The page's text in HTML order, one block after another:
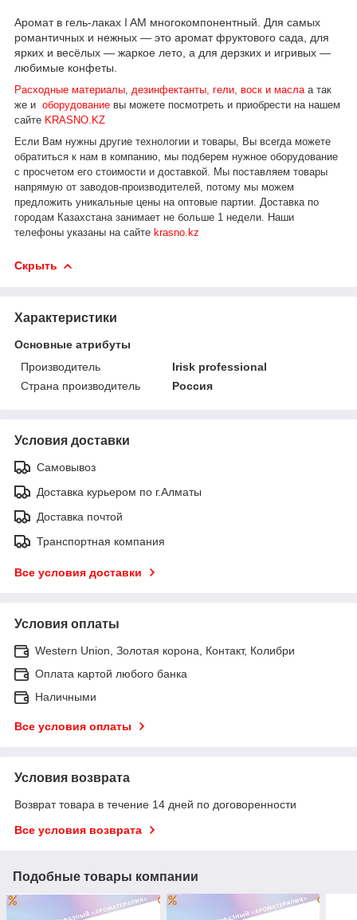
Аромат в гель-лаках I AM многокомпонентный. Для самых
романтичных и нежных — это аромат фруктового сада, для
ярких и весёлых — жаркое лето, а для дерзких и игривых —
любимые конфеты.
Расходные материалы дезинфектанты, гели, воск и масла а так
же и оборудование вы можете посмотреть и приобрести на нашем
сайте KRASNO.KZ
Если Вам нужны другие технологии и товары, Вы всегда можете
обратиться к нам в компанию, мы подберем нужное оборудование
с просчетом его стоимости и доставкой.
Мы поставляем товары
напрямую от заводов-производителей, потому мы можем
предложить уникальные цены на оптовые партии. Доставка по
городам Казахстана занимает не больше 1 недели.
Наши
телефоны указаны на сайте krasno.kz
Скрыть
Характеристики
Основные атрибуты
Производитель
Irisk professional
Страна производитель
Россия
Условия доставки
Самовывоз
Доставка курьером по г.Алматы
Доставка почтой
Транспортная компания
Все условия доставки
Условия оплаты
Western Union, Золотая корона, Контакт, Колибри
Оплата картой любого банка
Наличными
Все условия оплаты
Условия возврата
Возврат товара в течение 14 дней по договоренности
Все условия возврата
Подобные товары компании